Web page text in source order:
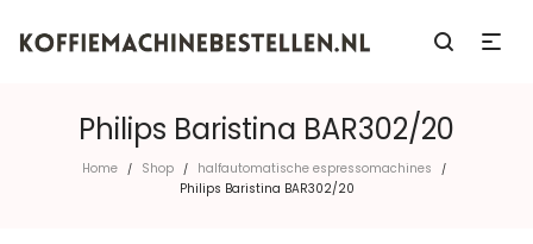
Philips Baristina BAR302/20
Home / Shop / halfautomatische espressomachines /
Philips Baristina BAR302/20